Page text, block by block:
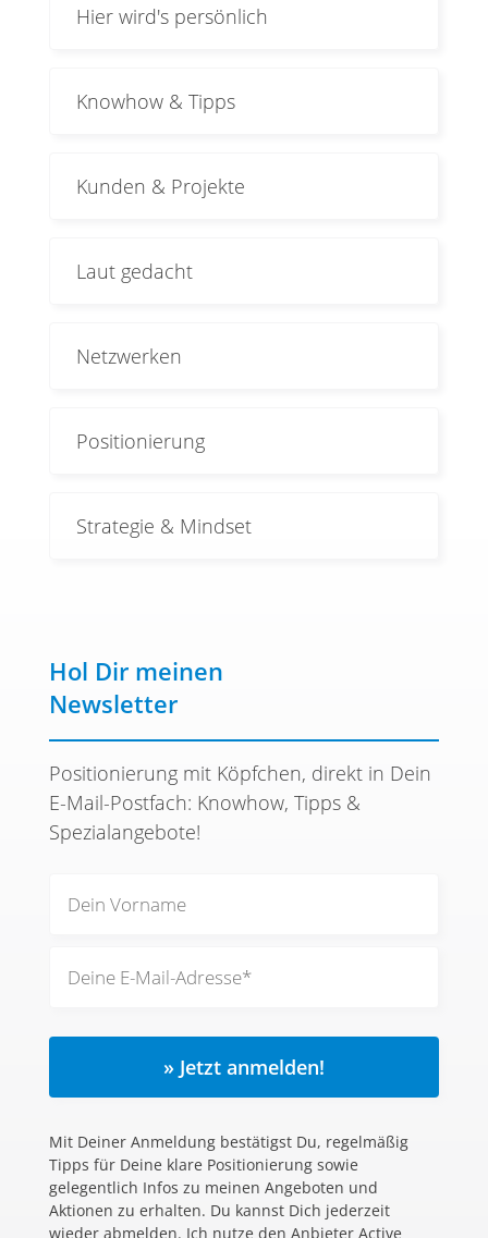
Hier wird's persönlich
Knowhow & Tipps
Kunden & Projekte
Laut gedacht
Netzwerken
Positionierung
Strategie & Mindset
Hol Dir meinen
Newsletter
Positionierung mit Köpfchen, direkt in Dein
E-Mail-Postfach: Knowhow, Tipps &
Spezialangebote!
» Jetzt anmelden!
Mit Deiner Anmeldung bestätigst Du, regelmäßig
Tipps für Deine klare Positionierung sowie
gelegentlich Infos zu meinen Angeboten und
Aktionen zu erhalten. Du kannst Dich jederzeit
wieder abmelden. Ich nutze den Anbieter Active